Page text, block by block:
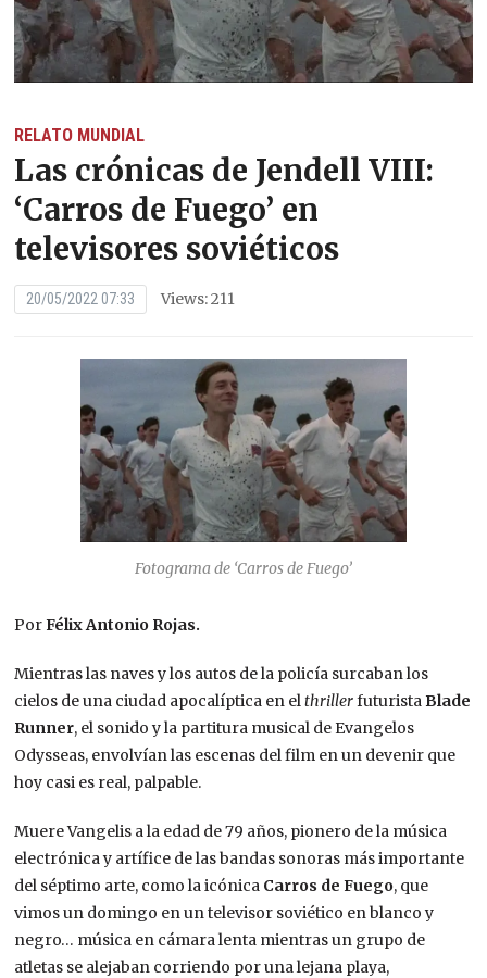
RELATO MUNDIAL
Las crónicas de Jendell VIII:
‘Carros de Fuego’ en
televisores soviéticos
20/05/2022 07:33 Views: 211
Fotograma de ‘Carros de Fuego’
PorFélix Antonio Rojas.
Mientras las naves y los autos de la policía surcaban los
cielos de una ciudad apocalíptica en elthrillerfuturistaBlade
Runner, el sonido y la partitura musical de Evangelos
Odysseas, envolvían las escenas del film en un devenir que
hoy casi es real, palpable.
Muere Vangelis a la edad de 79 años, pionero de la música
electrónica y artífice de las bandas sonoras más importante
del séptimo arte, como la icónica Carros de Fuego, que
vimos un domingo en un televisor soviético en blanco y
negro… música en cámara lenta mientras un grupo de
atletas se alejaban corriendo por una lejana playa,